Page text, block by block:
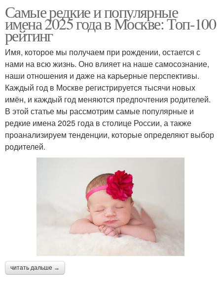
Самые редкие и популярные
имена 2025 года в Москве: Топ-100
рейтинг
Имя, которое мы получаем при рождении, остается с
нами на всю жизнь. Оно влияет на наше самосознание,
наши отношения и даже на карьерные перспективы.
Каждый год в Москве регистрируется тысячи новых
имён, и каждый год меняются предпочтения родителей.
В этой статье мы рассмотрим самые популярные и
редкие имена 2025 года в столице России, а также
проанализируем тенденции, которые определяют выбор
родителей.
читать дальше →